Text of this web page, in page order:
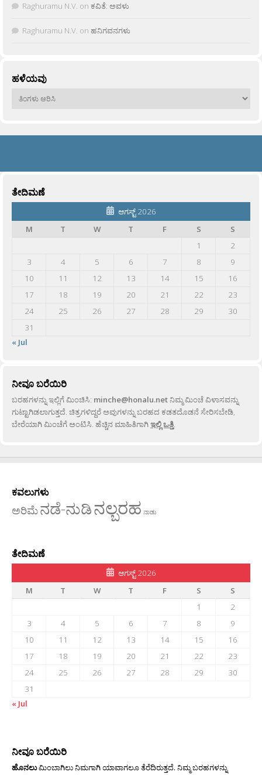
Raghuramu N.V. on ಕವಿತೆ: ಅವಳು
Raghuramu N.V. on ಹನಿಗವನಗಳು
ಹಳೆಯವು
ಹಳೆಯವು
ತೇದಿಮಣೆ
ಆಗಸ್ಟ್ 2026
M
T W T F S
S
1
2
3
4 5 6 7 8
9
10
11 12 13 14 15
16
17
18 19 20 21 22
23
24
25 26 27 28 29
30
31
« Jul
ನೀವೂ ಬರೆಯಿರಿ
ಬರಹಗಳನ್ನು ಇಲ್ಲಿಗೆ ಮಿಂಚಿಸಿ: minche@honalu.netನಿಮ್ಮ ಮಿಂಚೆ ವಿಳಾಸವನ್ನು
ಗುಟ್ಟಾಗಿಡಲಾಗುತ್ತದೆ. ಚಿತ್ರಗಳಿದ್ದರೆ ಅವುಗಳನ್ನು ಬರಹದ ಕಡತದೊಡನೆ ಸೇರಿಸಬೇಡಿ,
ಬೇರೆಯಾಗಿ ಮಿಂಚೆಗೆ ಅಂಟಿಸಿ. ಹೆಚ್ಚಿನ ಮಾಹಿತಿಗಾಗಿಇಲ್ಲಿ ಒತ್ತಿ.
ಕವಲುಗಳು
ಅರಿಮೆನಡೆ-ನುಡಿನಲ್ಬರಹ ನಾಡು
ತೇದಿಮಣೆ
ಆಗಸ್ಟ್ 2026
M
T W T F S
S
1
2
3
4 5 6 7 8
9
10
11 12 13 14 15
16
17
18 19 20 21 22
23
24
25 26 27 28 29
30
31
« Jul
ನೀವೂ ಬರೆಯಿರಿ
ಹೊನಲುಮಿಂಬಾಗಿಲು ನಿಮಗಾಗಿ ಯಾವಾಗಲೂ ತೆರೆದಿರುತ್ತದೆ. ನಿಮ್ಮ ಬರಹಗಳನ್ನು